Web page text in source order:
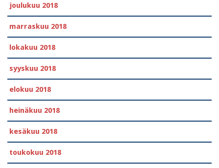
joulukuu 2018
marraskuu 2018
lokakuu 2018
syyskuu 2018
elokuu 2018
heinäkuu 2018
kesäkuu 2018
toukokuu 2018